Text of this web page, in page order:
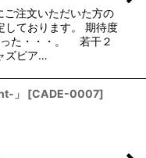
注文いただいた方の
しております。 期待度
った・・・。 若干２
ズピア…
」 [CADE-0007]